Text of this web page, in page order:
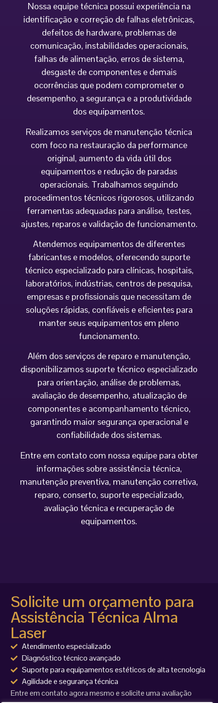
Nossa equipe técnica possui experiência na
identificação e correção de falhas eletrônicas,
defeitos de hardware, problemas de
comunicação, instabilidades operacionais,
falhas de alimentação, erros de sistema,
desgaste de componentes e demais
ocorrências que podem comprometer o
desempenho, a segurança e a produtividade
dos equipamentos.
Realizamos serviços de manutenção técnica
com foco na restauração da performance
original, aumento da vida útil dos
equipamentos e redução de paradas
operacionais. Trabalhamos seguindo
procedimentos técnicos rigorosos, utilizando
ferramentas adequadas para análise, testes,
ajustes, reparos e validação de funcionamento.
Atendemos equipamentos de diferentes
fabricantes e modelos, oferecendo suporte
técnico especializado para clínicas, hospitais,
laboratórios, indústrias, centros de pesquisa,
empresas e profissionais que necessitam de
soluções rápidas, confiáveis e eficientes para
manter seus equipamentos em pleno
funcionamento.
Além dos serviços de reparo e manutenção,
disponibilizamos suporte técnico especializado
para orientação, análise de problemas,
avaliação de desempenho, atualização de
componentes e acompanhamento técnico,
garantindo maior segurança operacional e
confiabilidade dos sistemas.
Entre em contato com nossa equipe para obter
informações sobre assistência técnica,
manutenção preventiva, manutenção corretiva,
reparo, conserto, suporte especializado,
avaliação técnica e recuperação de
equipamentos.
Solicite um orçamento para
Assistência Técnica Alma
Laser
Atendimento especializado
Diagnóstico técnico avançado
Suporte para equipamentos estéticos de alta tecnologia
Agilidade e segurança técnica
Entre em contato agora mesmo e solicite uma avaliação